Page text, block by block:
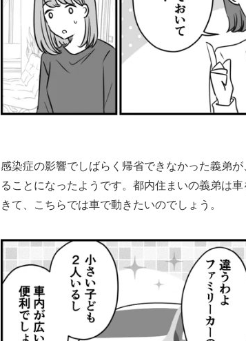
感染症の影響でしばらく帰省できなかった義弟
ることになったようです。都内住まいの義弟は
きて、こちらでは車で動きたいのでしょう。